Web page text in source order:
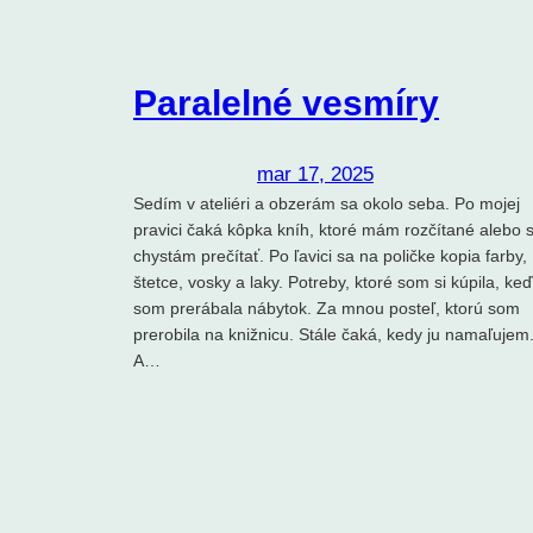
Paralelné vesmíry
mar 17, 2025
Sedím v ateliéri a obzerám sa okolo seba. Po mojej
pravici čaká kôpka kníh, ktoré mám rozčítané alebo
chystám prečítať. Po ľavici sa na poličke kopia farby,
štetce, vosky a laky. Potreby, ktoré som si kúpila, keď
som prerábala nábytok. Za mnou posteľ, ktorú som
prerobila na knižnicu. Stále čaká, kedy ju namaľujem.
A…